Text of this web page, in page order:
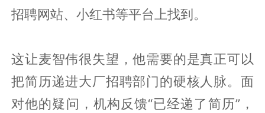
招聘网站、小红书等平台上找到。
这让麦智伟很失望，他需要的是真正可以
把简历递进大厂招聘部门的硬核人脉。面
对他的疑问，机构反馈“已经递了简历”，